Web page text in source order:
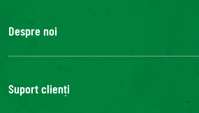
Despre noi
Grupul Bonduelle
Bonduelle Food Service
Suport clienți